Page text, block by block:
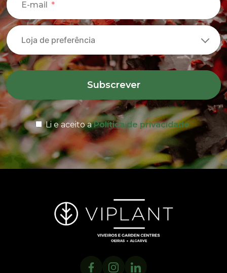
E-mail
Subscrever
Li e aceito aPolítica de privacidade